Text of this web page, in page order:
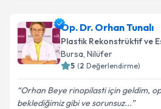
Takvim Talebini
Uzm. Dr. Şule Hasanovaiçin
oluşturun. Size bu uzmandan
takvim hazırlandığında e-
Op. Dr. Orhan Tunalı
Plastik Rekonstrüktif ve
Bursa, Nilüfer
5 (2 Değerlendirme)
Orhan Beye rinopilasti için geldim,
beklediğimiz gibi ve sorunsuz...